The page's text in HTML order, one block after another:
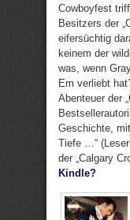
Cowboyfest
Besitzers der
eifersüchtig
keinem der
was, wenn
Em verliebt
Abenteuer der
Geschichte,
Tiefe …“
der „Calgary
Kindle?